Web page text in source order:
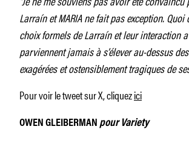
Larraín et MARIA ne fait pas exception. Quoi
choix formels de Larraín et leur interaction
parviennent jamais à s’élever au-dessus
exagérées et ostensiblement tragiques de
Pour voir le tweet sur X, cliquezici
OWEN GLEIBERMAN pour Variety